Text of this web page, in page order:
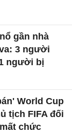
gần nhà
3 người
người bị
World Cup
tịch FIFA đối
chức